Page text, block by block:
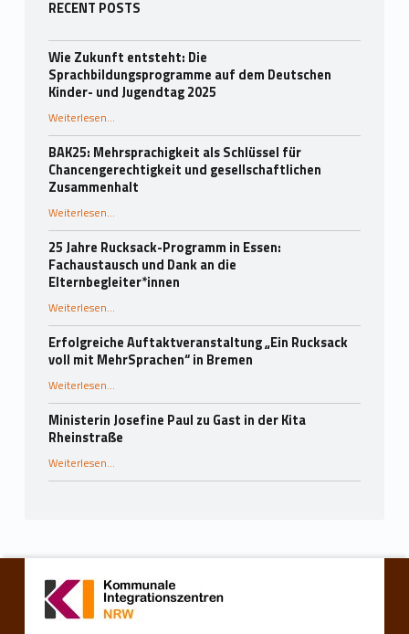
RECENT POSTS
Wie Zukunft entsteht: Die
Sprachbildungsprogramme auf dem Deutschen
Kinder- und Jugendtag 2025
Weiterlesen“Wie Zukunft entsteht: Die Sprachbildungsprogramme auf dem Deutschen Kinder- und Jugendtag 2025”
…
BAK25: Mehrsprachigkeit als Schlüssel für
Chancengerechtigkeit und gesellschaftlichen
Zusammenhalt
Weiterlesen“BAK25: Mehrsprachigkeit als Schlüssel für Chancengerechtigkeit und gesellschaftlichen Zusammenhalt”
…
25 Jahre Rucksack-Programm in Essen:
Fachaustausch und Dank an die
Elternbegleiter*innen
Weiterlesen“25 Jahre Rucksack-Programm in Essen: Fachaustausch und Dank an die Elternbegleiter*innen”
…
Erfolgreiche Auftaktveranstaltung „Ein Rucksack
voll mit MehrSprachen“ in Bremen
Weiterlesen“Erfolgreiche Auftaktveranstaltung „Ein Rucksack voll mit MehrSprachen“ in Bremen”
…
Ministerin Josefine Paul zu Gast in der Kita
Rheinstraße
Weiterlesen“Ministerin Josefine Paul zu Gast in der Kita Rheinstraße”
…